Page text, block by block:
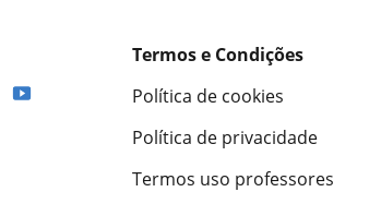
Termos e Condições
Política de cookies
Política de privacidade
Termos uso professores